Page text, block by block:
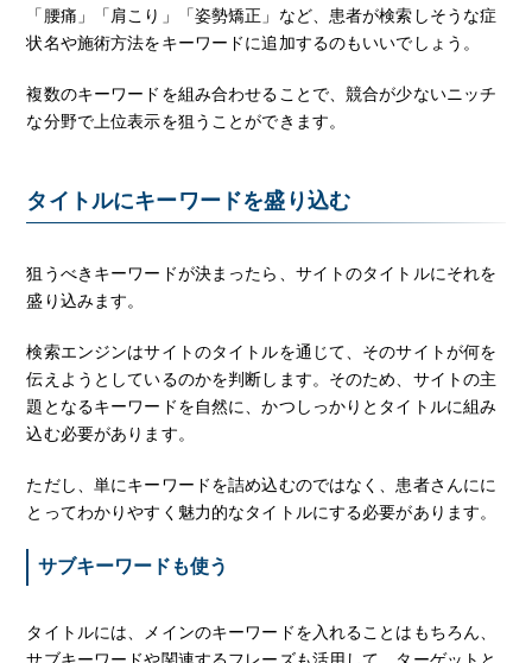
「腰痛」「肩こり」「姿勢矯正」など、患者が検索しそうな症
状名や施術方法をキーワードに追加するのもいいでしょう。
複数のキーワードを組み合わせることで、競合が少ないニッチ
な分野で上位表示を狙うことができます。
タイトルにキーワードを盛り込む
狙うべきキーワードが決まったら、サイトのタイトルにそれを
盛り込みます。
検索エンジンはサイトのタイトルを通じて、そのサイトが何を
伝えようとしているのかを判断します。そのため、サイトの主
題となるキーワードを自然に、かつしっかりとタイトルに組み
込む必要があります。
ただし、単にキーワードを詰め込むのではなく、患者さんにに
とってわかりやすく魅力的なタイトルにする必要があります。
サブキーワードも使う
タイトルには、メインのキーワードを入れることはもちろん、
サブキーワードや関連するフレーズも活用して、ターゲットと